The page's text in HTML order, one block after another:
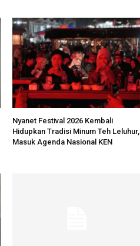
Nyanet Festival 2026 Kembali
Hidupkan Tradisi Minum Teh Leluhur,
Masuk Agenda Nasional KEN